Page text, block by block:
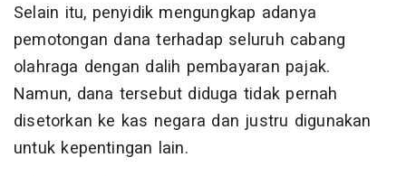
Selain itu, penyidik mengungkap adanya
pemotongan dana terhadap seluruh cabang
olahraga dengan dalih pembayaran pajak.
Namun, dana tersebut diduga tidak pernah
disetorkan ke kas negara dan justru digunakan
untuk kepentingan lain.